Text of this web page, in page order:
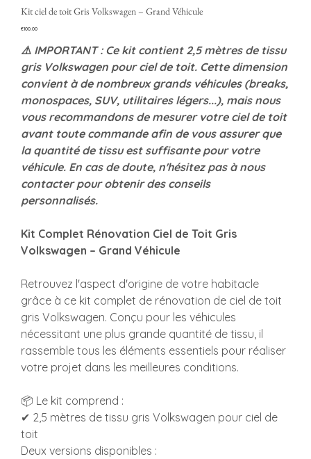
Kit ciel de toit Gris Volkswagen – Grand Véhicule
Price
€100.00
⚠️ IMPORTANT : Ce kit contient 2,5 mètres de tissu
gris Volkswagen pour ciel de toit. Cette dimension
convient à de nombreux grands véhicules (breaks,
monospaces, SUV, utilitaires légers...), mais nous
vous recommandons de mesurer votre ciel de toit
avant toute commande afin de vous assurer que
la quantité de tissu est suffisante pour votre
véhicule. En cas de doute, n'hésitez pas à nous
contacter pour obtenir des conseils
personnalisés.
Kit Complet Rénovation Ciel de Toit Gris
Volkswagen – Grand Véhicule
Retrouvez l'aspect d'origine de votre habitacle
grâce à ce kit complet de rénovation de ciel de toit
gris Volkswagen. Conçu pour les véhicules
nécessitant une plus grande quantité de tissu, il
rassemble tous les éléments essentiels pour réaliser
votre projet dans les meilleures conditions.
📦 Le kit comprend :
✔ 2,5 mètres de tissu gris Volkswagen pour ciel de
toit
Deux versions disponibles :